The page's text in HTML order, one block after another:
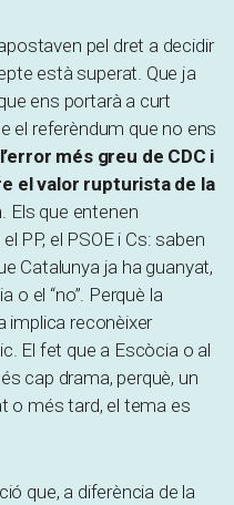
pel dret a decidir
està superat. Que ja
ens portarà a curt
el referèndum que no ens
l’error més greu de CDC i
el valor rupturista de la
. Els que entenen
PP, el PSOE i Cs: saben
Catalunya ja ha guanyat,
o el “no”. Perquè la
implica reconèixer
El fet que a Escòcia o al
cap drama, perquè, un
o més tard, el tema es
que, a diferència de la